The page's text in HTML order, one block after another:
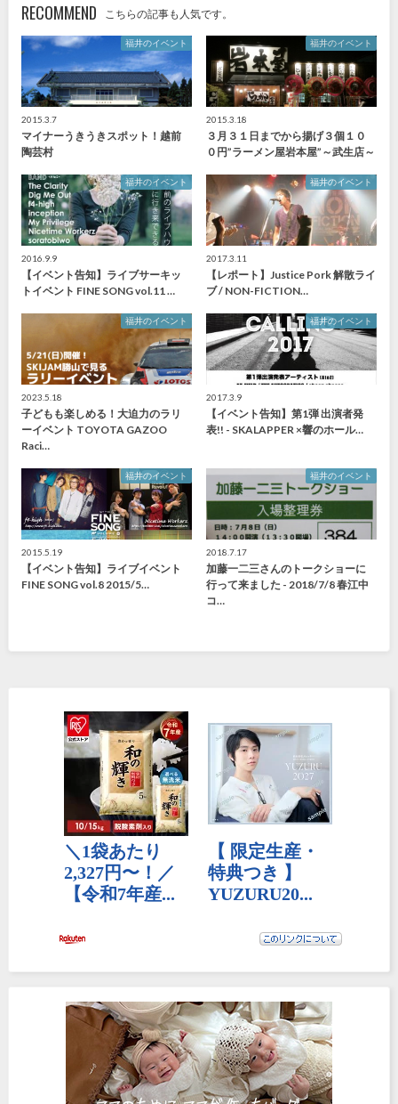
RECOMMEND こちらの記事も人気です。
福井のイベント
2015.3.7
マイナーうきうきスポット！越前
陶芸村
福井のイベント
2015.3.18
３月３１日までから揚げ３個１０
０円”ラーメン屋岩本屋”～武生店～
福井のイベント
2016.9.9
【イベント告知】ライブサーキッ
トイベント FINE SONG vol.11 …
福井のイベント
2017.3.11
【レポート】Justice Pork 解散ライ
ブ / NON-FICTION…
福井のイベント
2023.5.18
子どもも楽しめる！大迫力のラリ
ーイベント TOYOTA GAZOO
Raci…
福井のイベント
2017.3.9
【イベント告知】第1弾 出演者発
表!! - SKALAPPER ×響のホール…
福井のイベント
2015.5.19
【イベント告知】ライブイベント
FINE SONG vol.8 2015/5…
福井のイベント
2018.7.17
加藤一二三さんのトークショーに
行って来ました - 2018/7/8 春江中
コ…